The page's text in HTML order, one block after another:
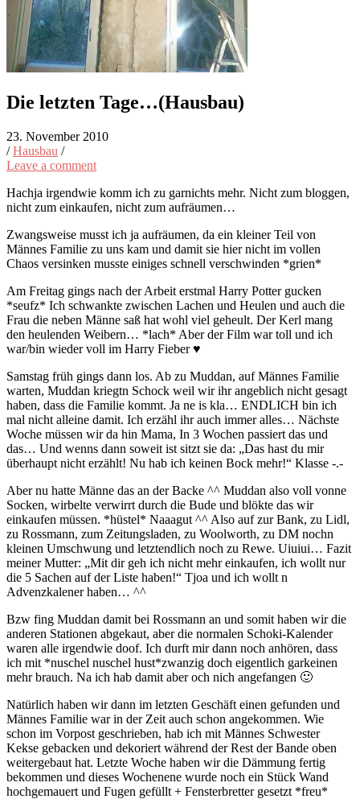
Die letzten Tage…(Hausbau)
23. November 2010
/ Hausbau /
Leave a comment
Hachja irgendwie komm ich zu garnichts mehr. Nicht zum bloggen,
nicht zum einkaufen, nicht zum aufräumen…
Zwangsweise musst ich ja aufräumen, da ein kleiner Teil von
Männes Familie zu uns kam und damit sie hier nicht im vollen
Chaos versinken musste einiges schnell verschwinden *grien*
Am Freitag gings nach der Arbeit erstmal Harry Potter gucken
*seufz* Ich schwankte zwischen Lachen und Heulen und auch die
Frau die neben Männe saß hat wohl viel geheult. Der Kerl mang
den heulenden Weibern… *lach* Aber der Film war toll und ich
war/bin wieder voll im Harry Fieber ♥
Samstag früh gings dann los. Ab zu Muddan, auf Männes Familie
warten, Muddan kriegtn Schock weil wir ihr angeblich nicht gesagt
haben, dass die Familie kommt. Ja ne is kla… ENDLICH bin ich
mal nicht alleine damit. Ich erzähl ihr auch immer alles… Nächste
Woche müssen wir da hin Mama, In 3 Wochen passiert das und
das… Und wenns dann soweit ist sitzt sie da: „Das hast du mir
überhaupt nicht erzählt! Nu hab ich keinen Bock mehr!“ Klasse -.-
Aber nu hatte Männe das an der Backe ^^ Muddan also voll vonne
Socken, wirbelte verwirrt durch die Bude und blökte das wir
einkaufen müssen. *hüstel* Naaagut ^^ Also auf zur Bank, zu Lidl,
zu Rossmann, zum Zeitungsladen, zu Woolworth, zu DM nochn
kleinen Umschwung und letztendlich noch zu Rewe. Uiuiui… Fazit
meiner Mutter: „Mit dir geh ich nicht mehr einkaufen, ich wollt nur
die 5 Sachen auf der Liste haben!“ Tjoa und ich wollt n
Advenzkalener haben… ^^
Bzw fing Muddan damit bei Rossmann an und somit haben wir die
anderen Stationen abgekaut, aber die normalen Schoki-Kalender
waren alle irgendwie doof. Ich durft mir dann noch anhören, dass
ich mit *nuschel nuschel hust*zwanzig doch eigentlich garkeinen
mehr brauch. Na ich hab damit aber och nich angefangen 🙂
Natürlich haben wir dann im letzten Geschäft einen gefunden und
Männes Familie war in der Zeit auch schon angekommen. Wie
schon im Vorpost geschrieben, hab ich mit Männes Schwester
Kekse gebacken und dekoriert während der Rest der Bande oben
weitergebaut hat. Letzte Woche haben wir die Dämmung fertig
bekommen und dieses Wochenene wurde noch ein Stück Wand
hochgemauert und Fugen gefüllt + Fensterbretter gesetzt *freu*